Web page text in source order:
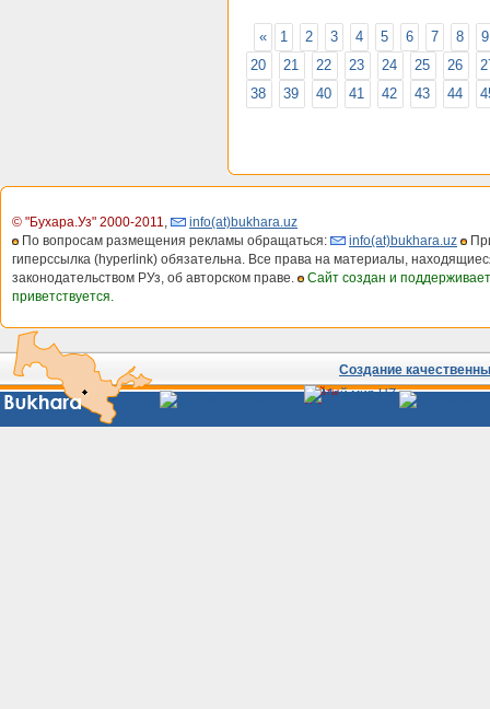
« 1 2 3 4 5 6 7 8
9
20
21 22 23 24 25 26
38
39 40 41 42 43 44
© "Бухара.Уз" 2000-2011,
info(at)bukhara.uz
По вопросам размещения рекламы обращаться:
info(at)bukhara.uz
гиперссылка (hyperlink) обязательна. Все права на материалы,
законодательством РУз, об авторском праве.
Сайт создан и
приветствуется.
Создание
Сайты
Узбекистана